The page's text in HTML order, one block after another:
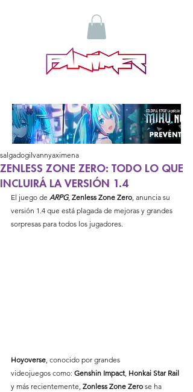
ZENLESS ZONE ZERO: TODO LO QUE
INCLUIRÁ LA VERSIÓN 1.4
salgadogilvannyaximena
El juego de ARPG, Zenless Zone Zero , anuncia su
versión 1.4 que está plagada de mejoras y grandes
sorpresas para todos los jugadores.
Hoyoverse, conocido por grandes
videojuegos como: Genshin Impact, Honkai Star Rail
y más recientemente, Zonless Zone Zero se ha